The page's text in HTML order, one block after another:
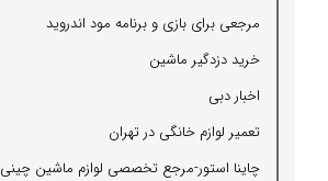
مرجعی برای بازی و برنامه مود اندروید
خرید دزدگیر ماشین
اخبار دبی
تعمیر لوازم خانگی در تهران
چاینا استور-مرجع تخصصی لوازم ماشین چینی